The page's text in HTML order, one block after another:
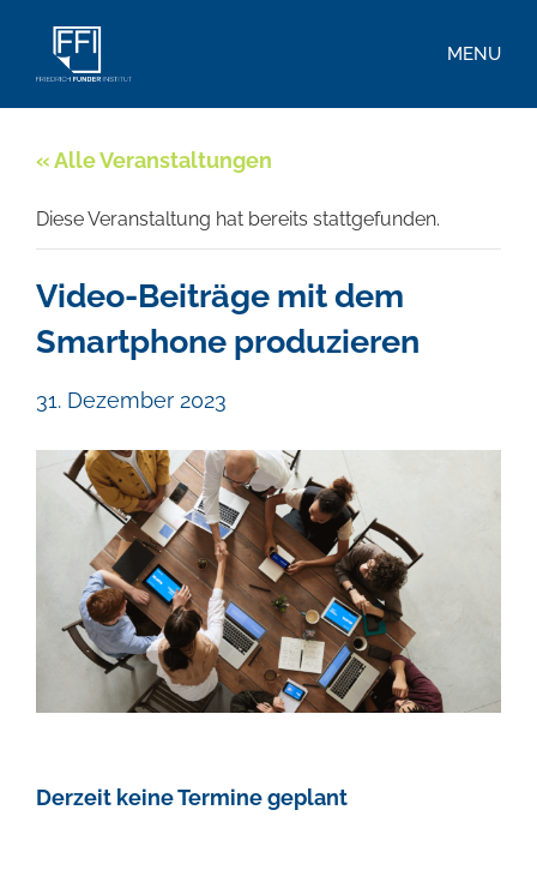
MENU
« Alle Veranstaltungen
Diese Veranstaltung hat bereits stattgefunden.
Video-Beiträge mit dem
Smartphone produzieren
31. Dezember 2023
Derzeit keine Termine geplant